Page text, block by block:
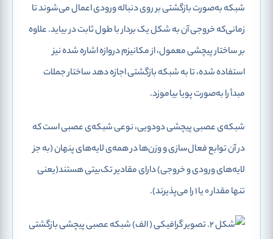
شبکه به‌صورت بازگشتی بر روی دنباله ورودی اعمال می‌شوند تا
زمانی‌که خروجی آن به شکل یک بردار با طول ثابت در بیاید. علاوه
بر ساختار پیچشی معمول، از مکانیزم دروازه‌ اشاره شده نیز
استفاده شده، تا به شبکه بازگشتی اجازه ‌دهد ساختار جملات
مبدأ را به‌صورت پویا بیاموزد.
شبکه‌ی عصبی پیچشی دودویی، نوعی شبکه‌ی عصبی است که
در آن توابع فعال‌سازی و وزن‌ها در همه‌‌ی لایه‌های پنهان (به جز
لایه‌های ورودی و خروجی) دارای مقادیر تک‌بیتی هستند(یعنی
تنها مقدار 0 یا 1 را می‌پذیرند).